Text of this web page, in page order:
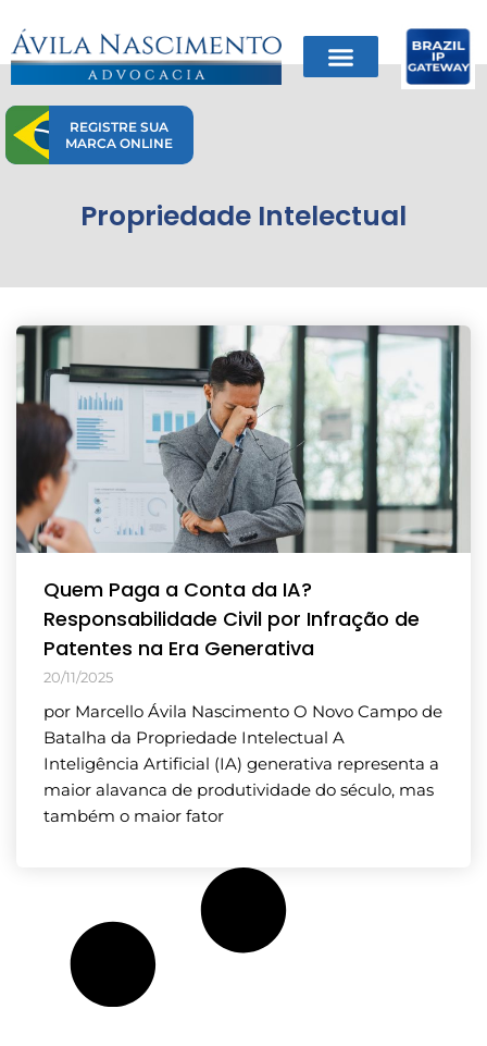
para
conteúdo
REGISTRE SUA
MARCA ONLINE
Propriedade Intelectual
Quem Paga a Conta da IA?
Responsabilidade Civil por Infração de
Patentes na Era Generativa
20/11/2025
por Marcello Ávila Nascimento O Novo Campo de
Batalha da Propriedade Intelectual A
Inteligência Artificial (IA) generativa representa a
maior alavanca de produtividade do século, mas
também o maior fator